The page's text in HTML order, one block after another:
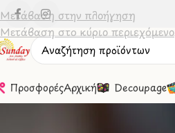
Μετάβαση στην πλοήγηση
Μετάβαση στο κύριο περιεχόμενο
ΠροσφορέςΑρχική Decoupage